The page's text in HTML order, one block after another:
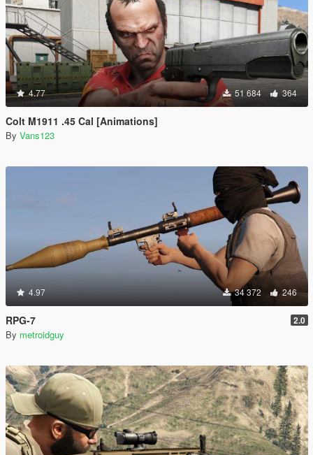
4.77 51 684 364
Colt M1911 .45 Cal [Animations]
By Vans123
4.97 34 372 246
RPG-7 2.0
By metroidguy